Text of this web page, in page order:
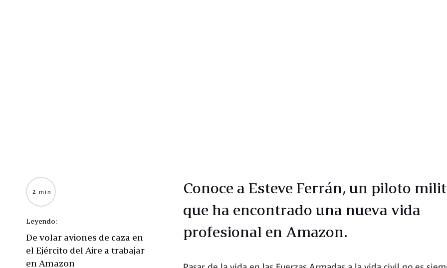
Conoce a Esteve Ferrán, un piloto
que ha encontrado una nueva vida
profesional en Amazon.
2 min
Leyendo:
De volar aviones de caza en
el Ejército del Aire a trabajar
en Amazon